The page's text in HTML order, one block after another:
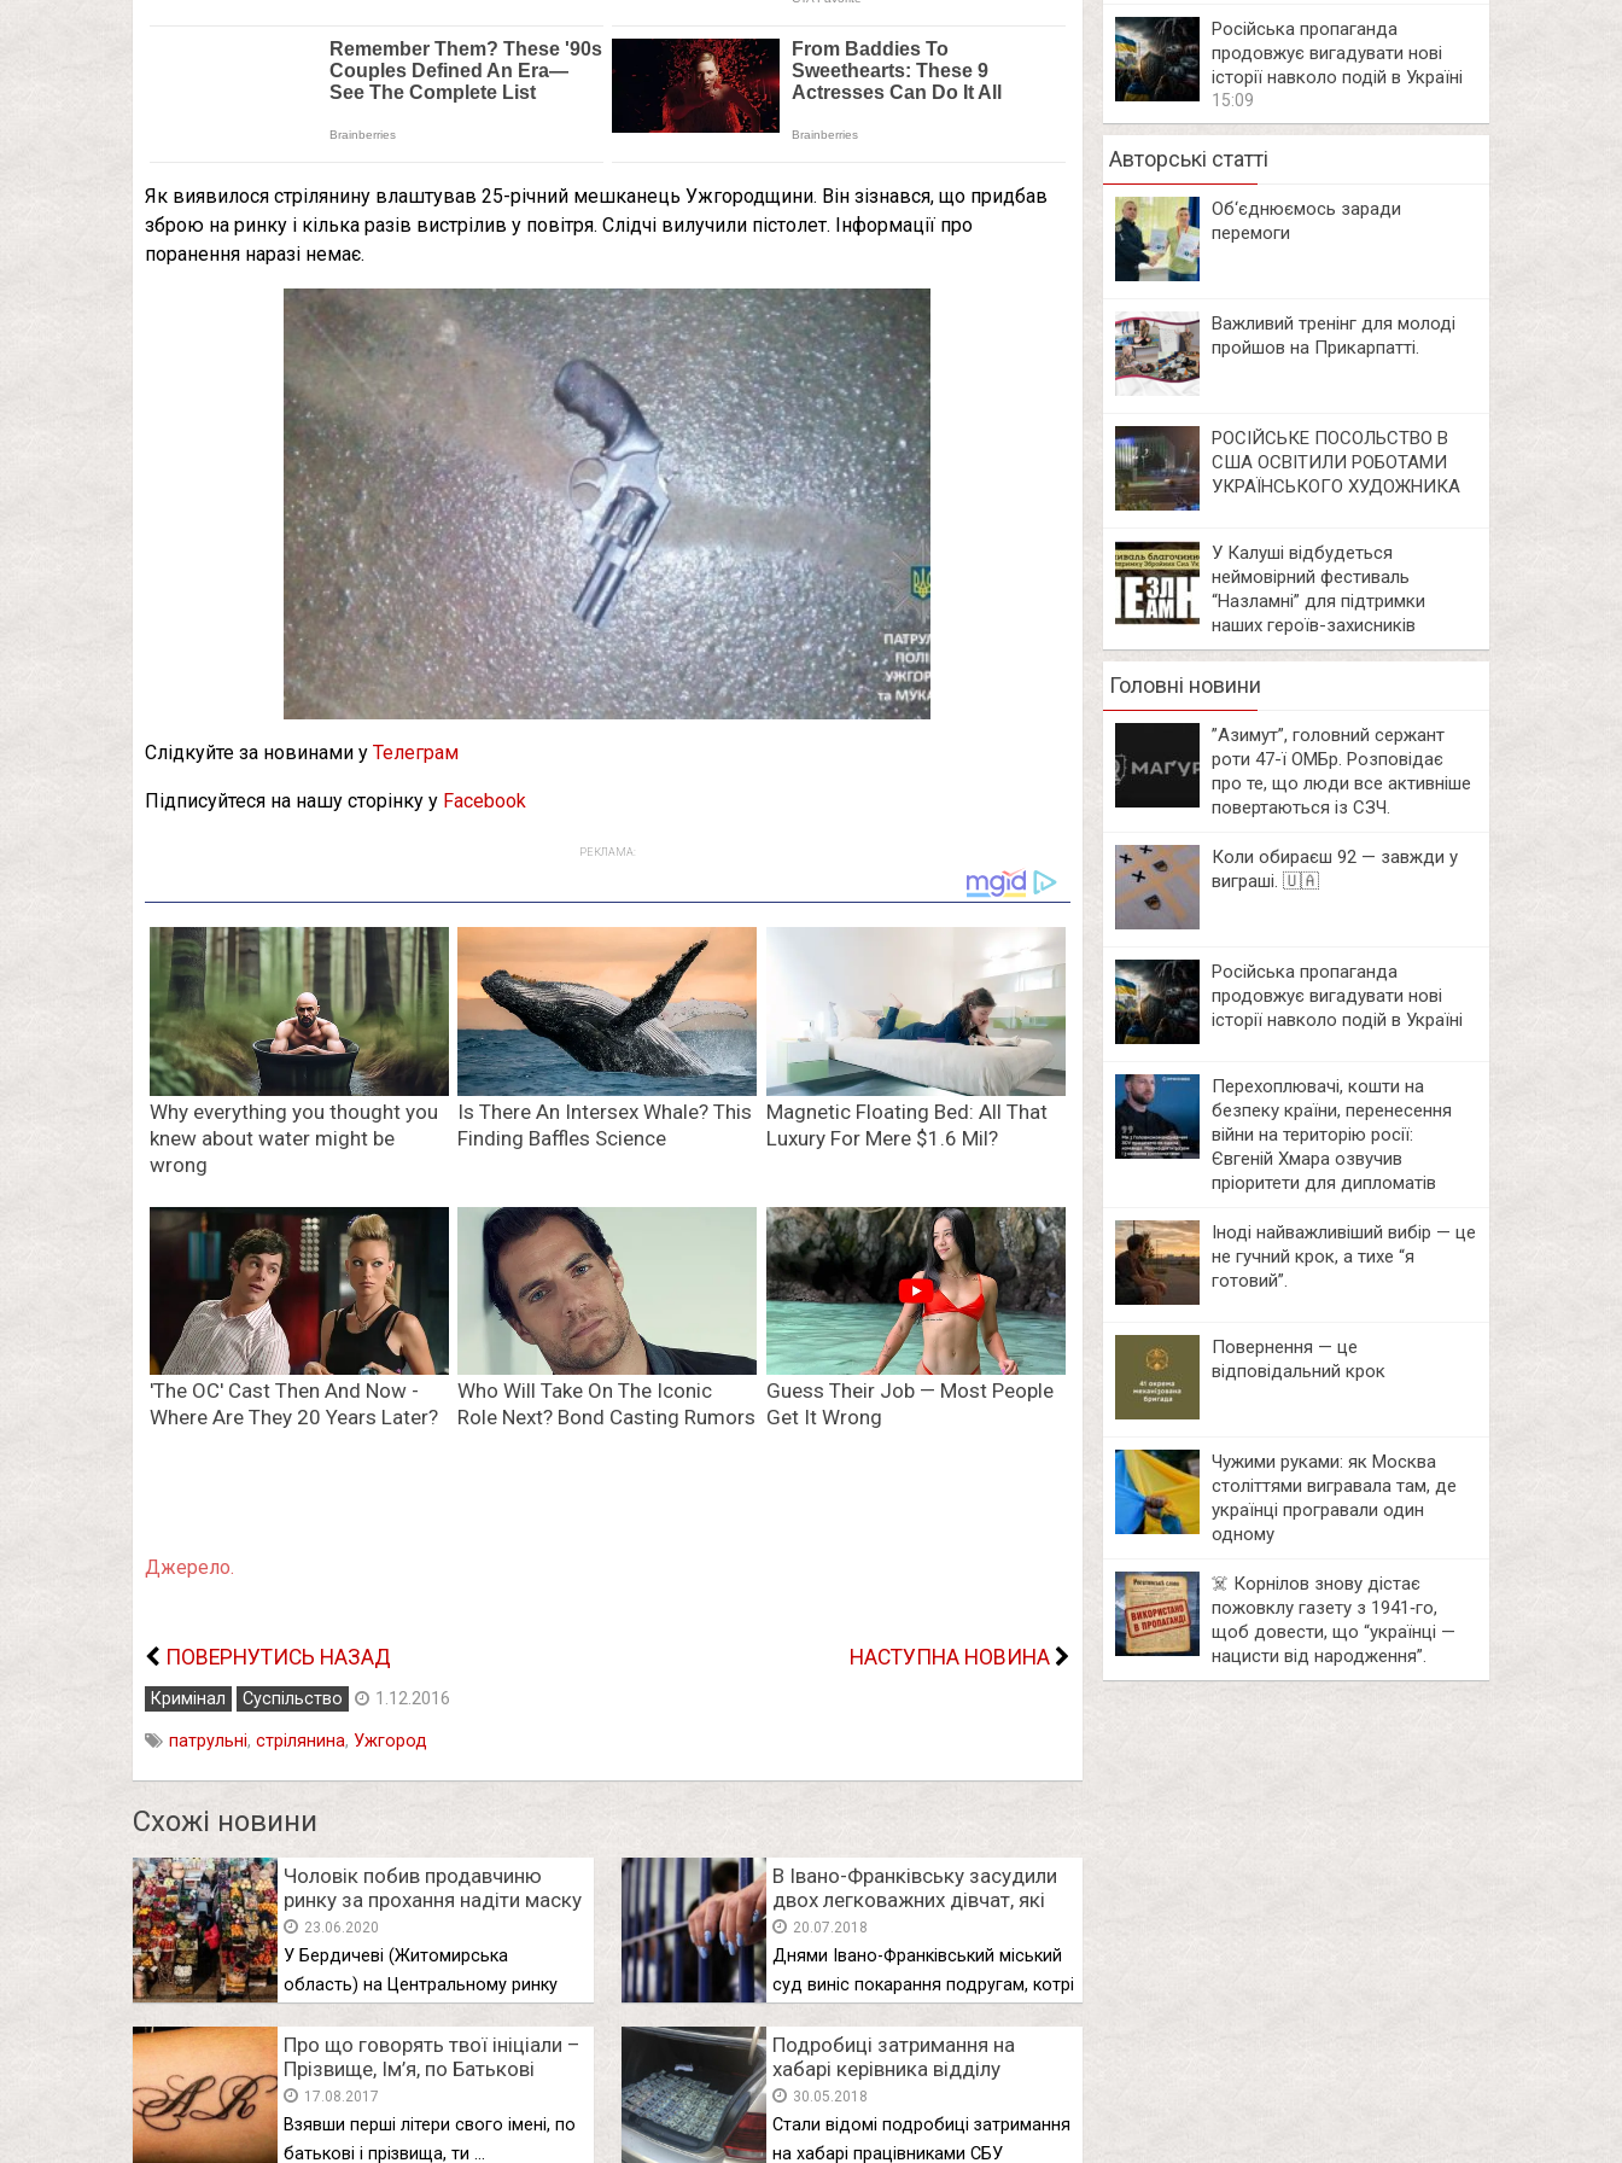
Як виявилося стрілянину влаштував 25-річний мешканець Ужгородщини. Він зізнався, що придбав
зброю на ринку і кілька разів вистрілив у повітря. Слідчі вилучили пістолет. Інформації про
поранення наразі немає.
Слідкуйте за новинами у Телеграм
Підписуйтеся на нашу сторінку у Facebook
РЕКЛАМА:
Джерело.
ПОВЕРНУТИСЬ НАЗАД НАСТУПНА НОВИНА
Кримінал Суспільство 1.12.2016
патрульні, стрілянина, Ужгород
Схожі новини
Чоловік побив продавчиню
ринку за прохання надіти маску
23.06.2020
У Бердичеві (Житомирська
область) на Центральному ринку
В Івано-Франківську засудили
двох легковажних дівчат, які
ходили на побачення до
іноземних студентів
20.07.2018
Днями Івано-Франківський міський
суд виніс покарання подругам, котрі
Про що говорять твої ініціали –
Прізвище, Ім’я, по Батькові
17.08.2017
Взявши перші літери свого імені, по
батькові і прізвища, ти …
Подробиці затримання на
хабарі керівника відділу
екологічної інспекції на
Прикарпатті (фото)
30.05.2018
Стали відомі подробиці затримання
на хабарі працівниками СБУ
Російська пропаганда
продовжує вигадувати нові
історії навколо подій в Україні
15:09
Авторські статті
Об‘єднюємось заради
перемоги
Важливий тренінг для молоді
пройшов на Прикарпатті.
РОСІЙСЬКЕ ПОСОЛЬСТВО В
США ОСВІТИЛИ РОБОТАМИ
УКРАЇНСЬКОГО ХУДОЖНИКА
У Калуші відбудеться
неймовірний фестиваль
“Назламні” для підтримки
наших героїв-захисників
Головні новини
⁨”Азимут”, головний сержант
роти 47-ї ОМБр. Розповідає
про те, що люди все активніше
повертаються із СЗЧ.
Коли обираєш 92 — завжди у
виграші. 🇺🇦
Російська пропаганда
продовжує вигадувати нові
історії навколо подій в Україні
Перехоплювачі, кошти на
безпеку країни, перенесення
війни на територію росії:
Євгеній Хмара озвучив
пріоритети для дипломатів
Іноді найважливіший вибір — це
не гучний крок, а тихе “я
готовий”.
Повернення — це
відповідальний крок
Чужими руками: як Москва
століттями вигравала там, де
українці програвали один
одному
☠️ Корнілов знову дістає
пожовклу газету з 1941‑го,
щоб довести, що “українці —
нацисти від народження”.